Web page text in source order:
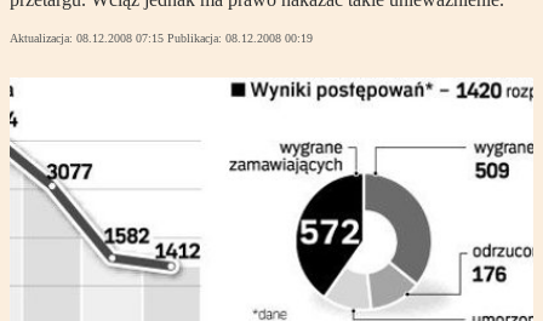
Aktualizacja: 08.12.2008 07:15 Publikacja: 08.12.2008 00:19